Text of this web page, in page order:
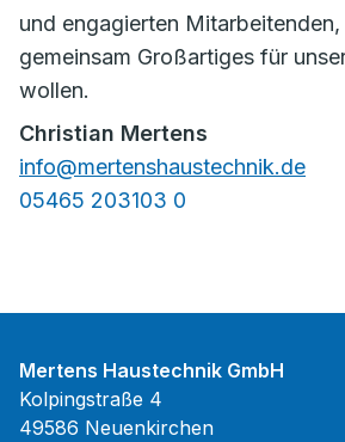
und engagierten
gemeinsam Großartiges für
wollen.
Christian Mertens
info@mertenshaustechnik.de
05465 203103 0
Mertens Haustechnik GmbH
Kolpingstraße 4
49586 Neuenkirchen